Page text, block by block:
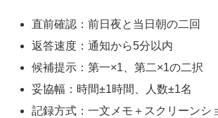
直前確認：前日夜と当日朝の二回
返答速度：通知から5分以内
候補提示：第一×1、第二×1の二択
妥協幅：時間±1時間、人数±1名
記録方式：一文メモ＋スクリーンシ